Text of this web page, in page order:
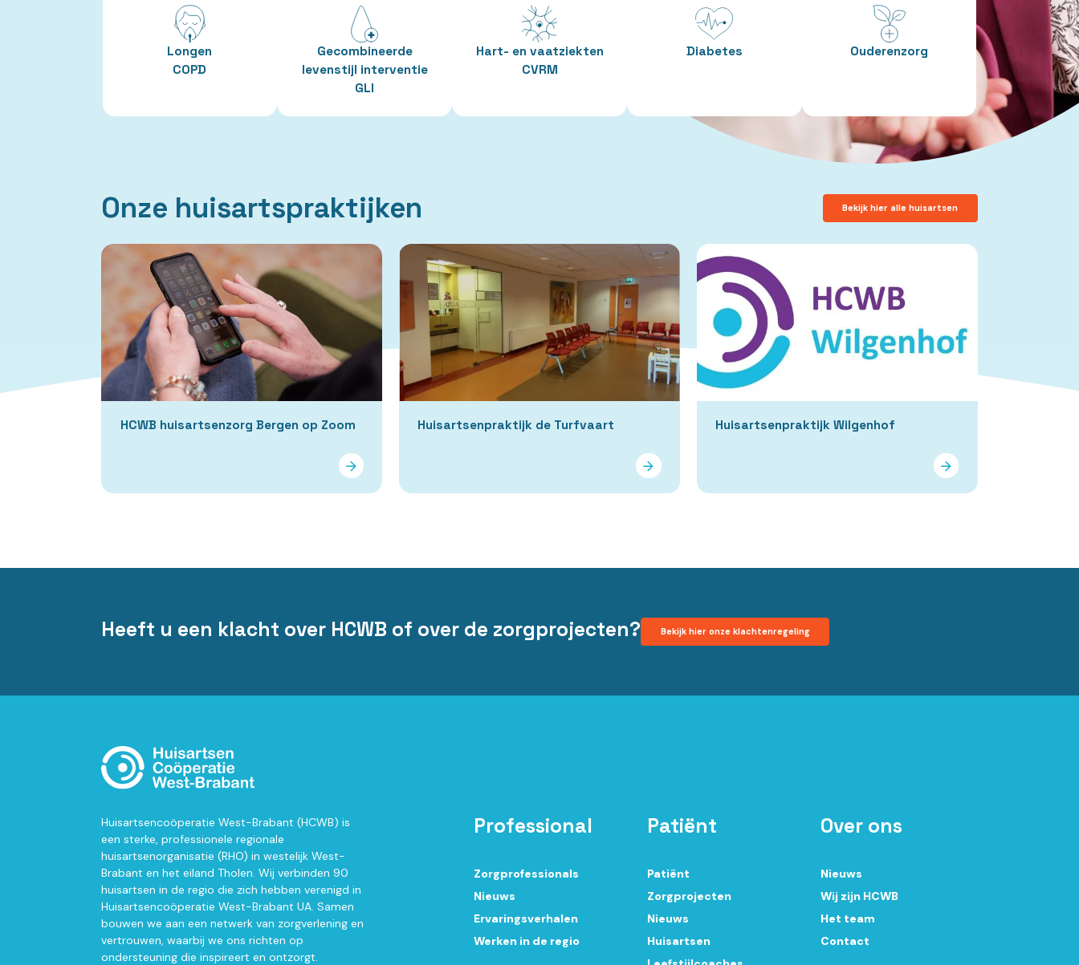
Longen
COPD
Gecombineerde
levenstijl interventie
GLI
Hart- en vaatziekten
CVRM
Diabetes Ouderenzorg
Onze huisartspraktijken Bekijk hier alle huisartsen
HCWB huisartsenzorg Bergen op Zoom Huisartsenpraktijk de Turfvaart Huisartsenpraktijk Wilgenhof
Heeft u een klacht over HCWB of over de zorgprojecten? Bekijk hier onze klachtenregeling
Huisartsencoöperatie West-Brabant (HCWB) is
een sterke, professionele regionale
huisartsenorganisatie (RHO) in westelijk West-
Brabant en het eiland Tholen. Wij verbinden 90
huisartsen in de regio die zich hebben verenigd in
Huisartsencoöperatie West-Brabant UA. Samen
bouwen we aan een netwerk van zorgverlening en
vertrouwen, waarbij we ons richten op
ondersteuning die inspireert en ontzorgt.
Professional
Zorgprofessionals
Nieuws
Ervaringsverhalen
Werken in de regio
Patiënt
Patiënt
Zorgprojecten
Nieuws
Huisartsen
Over ons
Nieuws
Wij zijn HCWB
Het team
Contact